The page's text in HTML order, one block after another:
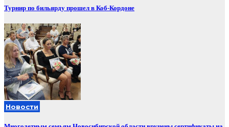
Турнир по бильярду прошел в Коб-Кордоне
Новости